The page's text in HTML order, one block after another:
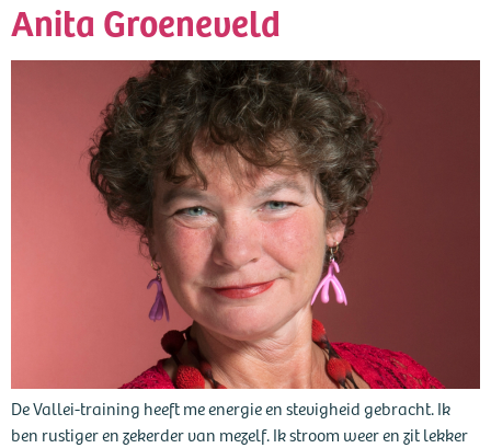
Anita Groeneveld
De Vallei-training heeft me energie en stevigheid gebracht. Ik
ben rustiger en zekerder van mezelf. Ik stroom weer en zit lekker